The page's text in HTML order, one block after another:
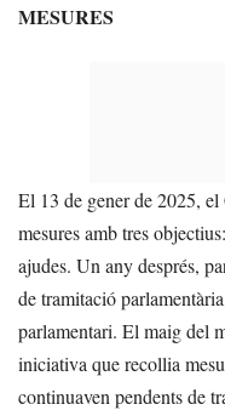
MESURES
El 13 de gener de 2025,
mesures amb tres
ajudes. Un any després,
de tramitació
parlamentari. El maig del
iniciativa que recollia
continuaven pendents de